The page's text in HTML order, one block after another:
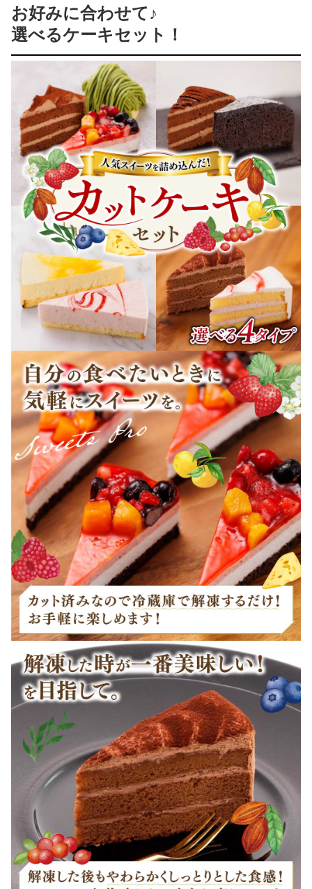
お好みに合わせて♪
選べるケーキセット！